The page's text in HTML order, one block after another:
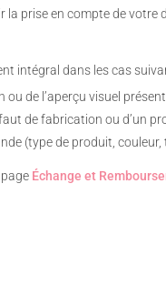
prise en compte de votre
intégral dans les cas
de l’aperçu visuel
de fabrication ou d’un
(type de produit, couleur,
Échange et